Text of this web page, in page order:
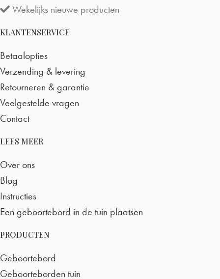
Wekelijks nieuwe producten
KLANTENSERVICE
Betaalopties
Verzending & levering
Retourneren & garantie
Veelgestelde vragen
Contact
LEES MEER
Over ons
Blog
Instructies
Een geboortebord in de tuin plaatsen
PRODUCTEN
Geboortebord
Geboorteborden tuin